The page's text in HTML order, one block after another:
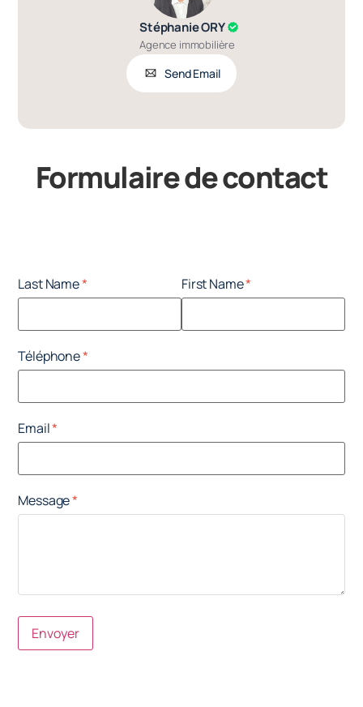
Stéphanie ORY
Agence immobilière
Send Email
Formulaire de contact
Last Name First Name
Téléphone
Email
Message
Envoyer